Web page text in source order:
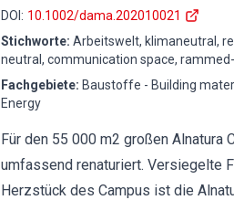
DOI : 10.1002/dama.202010021
Stichworte: Arbeitswelt, klimaneutral,
neutral, communication space,
Fachgebiete: Baustoffe - Building
Energy
Für den 55 000 m2 großen
umfassend renaturiert. Versiegelte
Herzstück des Campus ist die